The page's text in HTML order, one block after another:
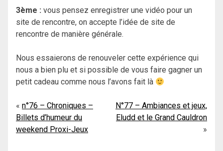
3ème : vous pensez enregistrer une vidéo pour un
site de rencontre, on accepte l’idée de site de
rencontre de manière générale.
Nous essaierons de renouveler cette expérience qui
nous a bien plu et si possible de vous faire gagner un
petit cadeau comme nous l’avons fait là
Navigation
de
n°76 – Chroniques –
Billets d’humeur du
weekend Proxi-Jeux
N°77 – Ambiances et jeux,
Eludd et le Grand Cauldron